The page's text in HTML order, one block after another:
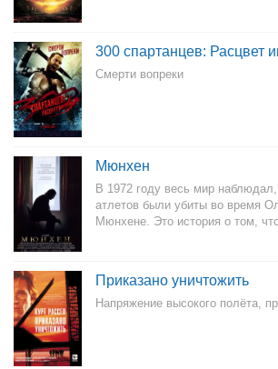
300 спартанцев: Расцвет
Смерти вопреки
Мюнхен
В 1972 году весь мир наблюдал,
атлетов были убиты во время
Мюнхене. Это история о том,
Приказано уничтожить
Напряжение высокого полёта,